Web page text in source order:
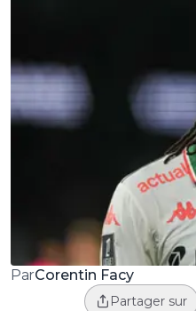
ParCorentin Facy
Partager sur